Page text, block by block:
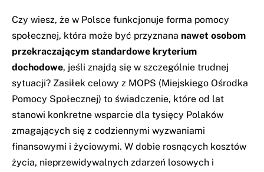
Czy wiesz, że w Polsce funkcjonuje forma pomocy
społecznej, która może być przyznana nawet osobom
przekraczającym standardowe kryterium
dochodowe, jeśli znajdą się w szczególnie trudnej
sytuacji? Zasiłek celowy z MOPS (Miejskiego Ośrodka
Pomocy Społecznej) to świadczenie, które od lat
stanowi konkretne wsparcie dla tysięcy Polaków
zmagających się z codziennymi wyzwaniami
finansowymi i życiowymi. W dobie rosnących kosztów
życia, nieprzewidywalnych zdarzeń losowych i